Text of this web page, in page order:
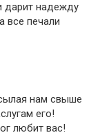
дарит надежду
все печали
нам свыше
его!
любит вас!